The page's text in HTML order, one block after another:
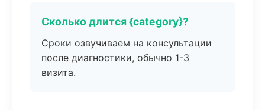
Сколько длится {category}?
Сроки озвучиваем на консультации
после диагностики, обычно 1-3
визита.